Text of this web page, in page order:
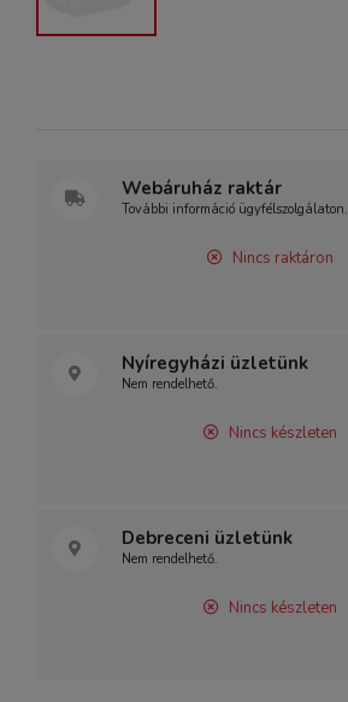
Webáruház raktár
További információ ügyfélszolgálaton.
Nincs raktáron
Nyíregyházi üzletünk
Nem rendelhető.
Nincs készleten
Debreceni üzletünk
Nem rendelhető.
Nincs készleten